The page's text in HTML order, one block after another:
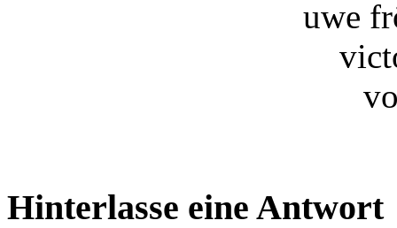
uwe
Hinterlasse eine Antwort